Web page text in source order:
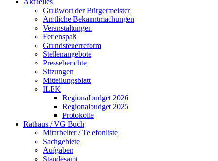
Aktuelles
Grußwort der Bürgermeister
Amtliche Bekanntmachungen
Veranstaltungen
Ferienspaß
Grundsteuerreform
Stellenangebote
Presseberichte
Sitzungen
Mitteilungsblatt
ILEK
Regionalbudget 2026
Regionalbudget 2025
Protokolle
Rathaus / VG Buch
Mitarbeiter / Telefonliste
Sachgebiete
Aufgaben
Standesamt